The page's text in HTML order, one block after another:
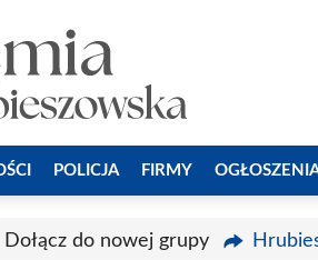
POLICJA FIRMY
Dołącz do nowej grupy